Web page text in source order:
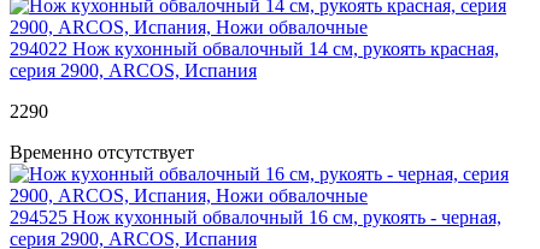
294022 Нож кухонный обвалочный 14 см, рукоять красная,
серия 2900, ARCOS, Испания
2290
Временно отсутствует
294525 Нож кухонный обвалочный 16 см, рукоять - черная,
серия 2900, ARCOS, Испания